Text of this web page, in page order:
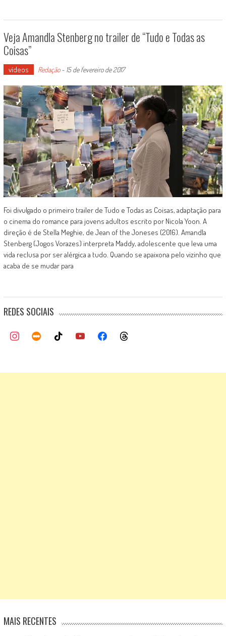
Veja Amandla Stenberg no trailer de “Tudo e Todas as
Coisas”
vídeos Redação- 15 de fevereiro de 2017
Foi divulgado o primeiro trailer de Tudo e Todas as Coisas, adaptação para
o cinema do romance para jovens adultos escrito por Nicola Yoon. A
direção é de Stella Meghie, de Jean of the Joneses (2016). Amandla
Stenberg (Jogos Vorazes) interpreta Maddy, adolescente que leva uma
vida reclusa por ser alérgica a tudo. Quando se apaixona pelo vizinho que
acaba de se mudar para
REDES SOCIAIS
MAIS RECENTES